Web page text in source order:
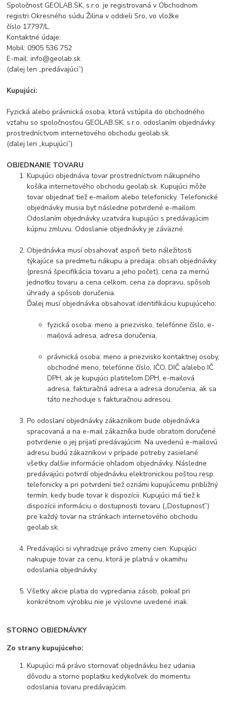
Spoločnosť GEOLAB.SK, s.r.o. je registrovaná v Obchodnom
registri Okresného súdu Žilina v oddieli Sro, vo vložke
číslo 17797/L.
Kontaktné údaje:
Mobil: 0905 536 752
E-mail: info@geolab.sk
(ďalej len „predávajúci”)
Kupujúci:
Fyzická alebo právnická osoba, ktorá vstúpila do obchodného
vzťahu so spoločnosťou GEOLAB.SK, s.r.o. odoslaním objednávky
prostredníctvom internetového obchodu geolab.sk.
(ďalej len „kupujúci”)
OBJEDNANIE TOVARU
Kupujúci objednáva tovar prostredníctvom nákupného
košíka internetového obchodu geolab.sk. Kupujúci môže
tovar objednať tiež e-mailom alebo telefonicky. Telefonické
objednávky musia byť následne potvrdené e-mailom.
Odoslaním objednávky uzatvára kupujúci s predávajúcim
kúpnu zmluvu. Odoslanie objednávky je záväzné.
Objednávka musí obsahovať aspoň tieto náležitosti
týkajúce sa predmetu nákupu a predaja: obsah objednávky
(presná špecifikácia tovaru a jeho počet), cena za mernú
jednotku tovaru a cena celkom, cena za dopravu, spôsob
úhrady a spôsob doručenia.
Ďalej musí objednávka obsahovať identifikáciu kupujúceho:
fyzická osoba: meno a priezvisko, telefónne číslo, e-
mailová adresa, adresa doručenia,
právnická osoba: meno a priezvisko kontaktnej osoby,
obchodné meno, telefónne číslo, IČO, DIČ a/alebo IČ
DPH, ak je kupujúci platiteľom DPH, e-mailová
adresa, fakturačná adresa a adresa doručenia, ak sa
táto nezhoduje s fakturačnou adresou.
Po odoslaní objednávky zákazníkom bude objednávka
spracovaná a na e-mail zákazníka bude obratom doručené
potvrdenie o jej prijatí predávajúcim. Na uvedenú e-mailovú
adresu budú zákazníkovi v prípade potreby zasielané
všetky ďalšie informácie ohľadom objednávky. Následne
predávajúci potvrdí objednávku elektronickou poštou resp.
telefonicky a pri potvrdení tiež oznámi kupujúcemu približný
termín, kedy bude tovar k dispozícii. Kupujúci má tiež k
dispozícii informáciu o dostupnosti tovaru („Dostupnosť”)
pre každý tovar na stránkach internetového obchodu
geolab.sk.
Predávajúci si vyhradzuje právo zmeny cien. Kupujúci
nakupuje tovar za cenu, ktorá je platná v okamihu
odoslania objednávky.
Všetky akcie platia do vypredania zásob, pokiaľ pri
konkrétnom výrobku nie je výslovne uvedené inak.
STORNO OBJEDNÁVKY
Zo strany kupujúceho:
Kupujúci má právo stornovať objednávku bez udania
dôvodu a storno poplatku kedykoľvek do momentu
odoslania tovaru predávajúcim.